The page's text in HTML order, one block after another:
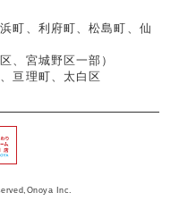
Inc.
町、利府町、松島町、仙
、宮城野区一部）
亘理町、太白区